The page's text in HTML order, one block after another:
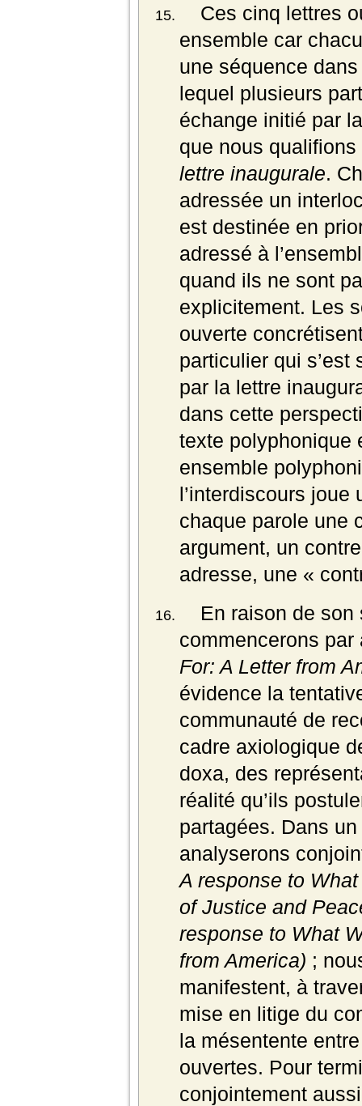
Ces cinq lettres
ensemble car
une séquence
lequel plusieurs
échange initié par
que nous
lettre inaugurale.
adressée un
est destinée en
adressé à
quand ils ne sont
explicitement. Les
ouverte
particulier qui s’est
par la lettre
dans cette
texte polyphonique
ensemble
l’interdiscours joue
chaque parole une
argument, un
adresse, une «
En raison de
commencerons
For: A Letter from
évidence la
communauté de
cadre axiologique
doxa, des
réalité qu’ils
partagées. Dans
analyserons
A response to
of Justice and
response to What
from America) ;
manifestent, à
mise en litige du
la mésentente
ouvertes. Pour
conjointement